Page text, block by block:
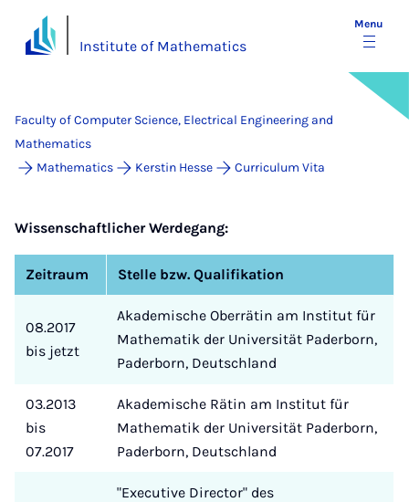
Institute of Mathematics
Menu
Faculty of Computer Science, Electrical Engineering and
Mathematics
Mathematics
Kerstin Hesse Curriculum Vita
Wissenschaftlicher Werdegang:
Zeitraum Stelle bzw. Qualifikation
08.2017
bis jetzt
Akademische Oberrätin am Institut für
Mathematik der Universität Paderborn,
Paderborn, Deutschland
03.2013
bis
07.2017
Akademische Rätin am Institut für
Mathematik der Universität Paderborn,
Paderborn, Deutschland
"Executive Director" des